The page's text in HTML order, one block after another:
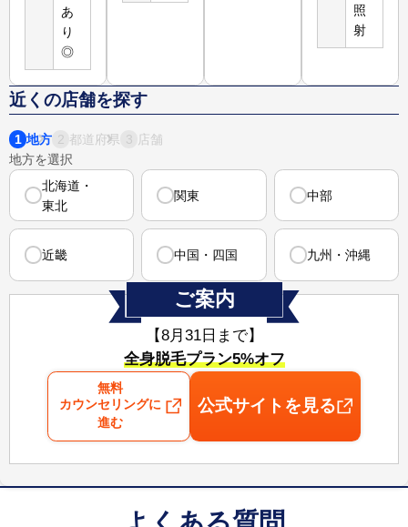
あ
り
◎
照
射
近くの店舗を探す
1 地方 2 都道府県 3 店舗
地方を選択
北海道・
東北
関東 中部
近畿 中国・四国 九州・沖縄
ご案内
【8月31日まで⁠】
全身脱毛プラン5%オフ
無料
カウンセリングに
進む
公式サイトを見る